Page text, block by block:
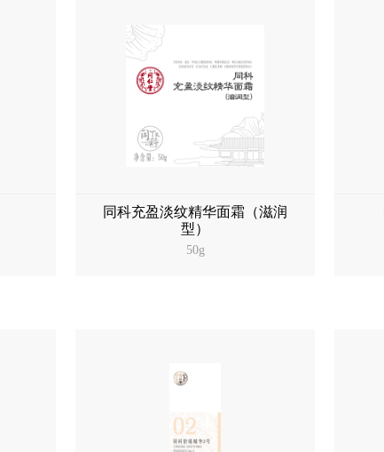
同科充盈淡纹精华面霜（滋润
型）
50g